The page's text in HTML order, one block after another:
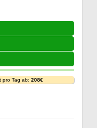
pro Tag ab: 208€